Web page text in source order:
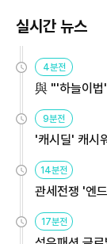
실시간 뉴스
4분전
與 "'하늘이법
9분전
'캐시딜' 캐시
14분전
관세전쟁 '엔
용해야
17분전